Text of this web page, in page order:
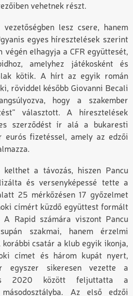
vehetnek részt.
vezetőségben lesz csere, hanem
egyes híresztelések szerint
végén elhagyja a CFR együttesét,
amelyhez játékosként és
kötik. A hírt az egyik román
röviddel később Giovanni Becali
hogy a szakember
választott. A híresztelések
szerződést ír alá a bukaresti
eurós fizetéssel, amely az edzői
kelthet a távozás, hiszen Pancu
és versenyképessé tette a
25 mérkőzésen 17 győzelmet
címért küzdő együttest formált
Rapid számára viszont Pancu
szakmai, hanem érzelmi
csatár a klub egyik ikonja,
címet és három kupát nyert,
egyszer sikeresen vezette a
2020 között feljuttatta a
Az első edzői